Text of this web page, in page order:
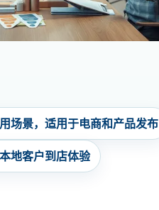
场景，适用于电商和产品发布
地客户到店体验